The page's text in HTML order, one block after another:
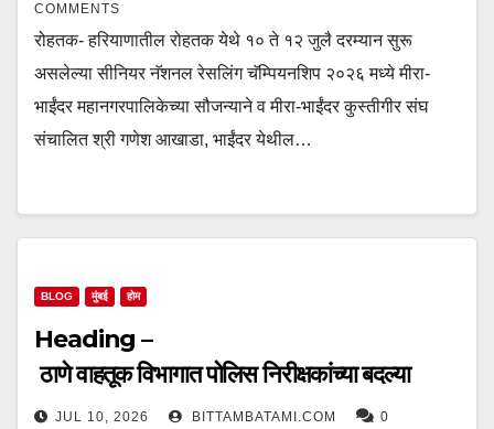
COMMENTS
रोहतक- हरियाणातील रोहतक येथे १० ते १२ जुलै दरम्यान सुरू
असलेल्या सीनियर नॅशनल रेसलिंग चॅम्पियनशिप २०२६ मध्ये मीरा-
भाईंदर महानगरपालिकेच्या सौजन्याने व मीरा-भाईंदर कुस्तीगीर संघ
संचालित श्री गणेश आखाडा, भाईंदर येथील…
BLOG मुंबई होम
Heading –
ठाणे वाहतूक विभागात पोलिस निरीक्षकांच्या बदल्या
JUL 10, 2026 BITTAMBATAMI.COM 0